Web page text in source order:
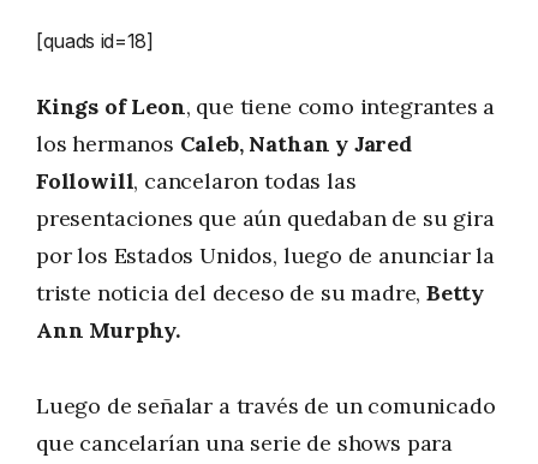
[quads id=18]
Kings of Leon, que tiene como integrantes a
los hermanos Caleb, Nathan y Jared
Followill, cancelaron todas las
presentaciones que aún quedaban de su gira
por los Estados Unidos, luego de anunciar la
triste noticia del deceso de su madre, Betty
Ann Murphy.
Luego de señalar a través de un comunicado
que cancelarían una serie de shows para